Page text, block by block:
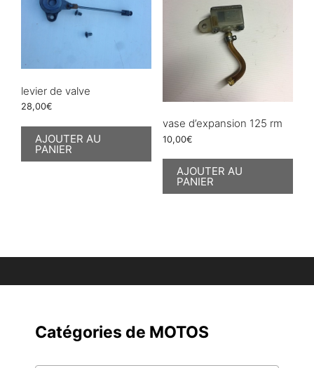
levier de valve
28,00€
AJOUTER AU
PANIER
vase d’expansion 125 rm
10,00€
AJOUTER AU
PANIER
Catégories de MOTOS